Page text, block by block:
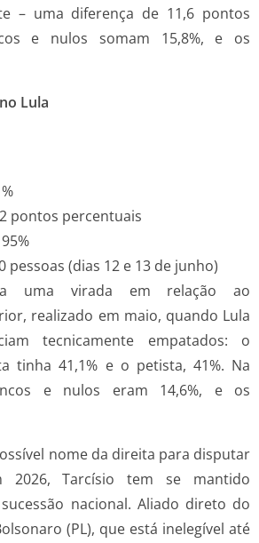
– uma diferença de 11,6 pontos
e nulos somam 15,8%, e os
Lula
pontos percentuais
95%
pessoas (dias 12 e 13 de junho)
uma virada em relação ao
realizado em maio, quando Lula
tecnicamente empatados: o
tinha 41,1% e o petista, 41%. Na
e nulos eram 14,6%, e os
nome da direita para disputar
2026, Tarcísio tem se mantido
nacional. Aliado direto do
(PL), que está inelegível até